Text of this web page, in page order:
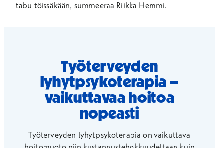
tabu töissäkään, summeeraa Riikka Hemmi.
Työterveyden
lyhytpsykoterapia –
vaikuttavaa hoitoa
nopeasti
Työterveyden lyhytpsykoterapia on vaikuttava